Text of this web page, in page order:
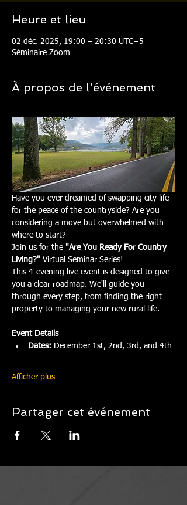
Heure et lieu
02 déc. 2025, 19:00 – 20:30 UTC−5
Séminaire Zoom
À propos de l'événement
Have you ever dreamed of swapping city life
for the peace of the countryside? Are you
considering a move but overwhelmed with
where to start?
Join us for the "Are You Ready For Country
Living?" Virtual Seminar Series!
This 4-evening live event is designed to give
you a clear roadmap. We'll guide you
through every step, from finding the right
property to managing your new rural life.
Event Details
Dates: December 1st, 2nd, 3rd, and 4th
Afficher plus
Partager cet événement